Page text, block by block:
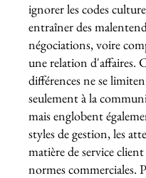
ignorer les codes
entraîner des
négociations, voire
une relation d'affaires.
différences ne se
seulement à la
mais englobent
styles de gestion, les
matière de service client
normes commerciales.